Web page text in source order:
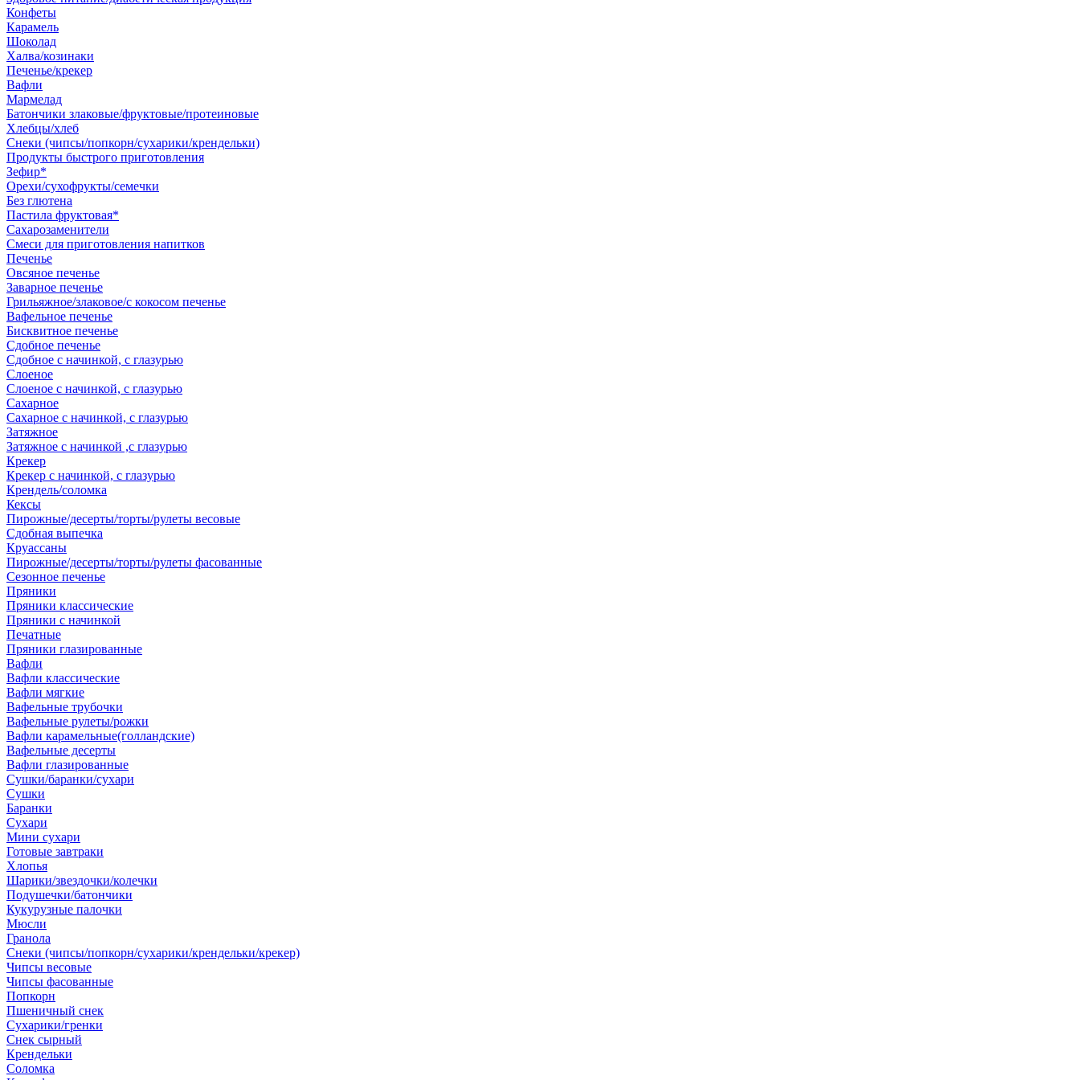
Конфеты
Карамель
Шоколад
Халва/козинаки
Печенье/крекер
Вафли
Мармелад
Батончики злаковые/фруктовые/протеиновые
Хлебцы/хлеб
Снеки (чипсы/попкорн/сухарики/крендельки)
Продукты быстрого приготовления
Зефир*
Орехи/сухофрукты/семечки
Без глютена
Пастила фруктовая*
Сахарозаменители
Смеси для приготовления напитков
Печенье
Овсяное печенье
Заварное печенье
Грильяжное/злаковое/с кокосом печенье
Вафельное печенье
Бисквитное печенье
Сдобное печенье
Сдобное с начинкой, с глазурью
Слоеное
Слоеное с начинкой, с глазурью
Сахарное
Сахарное с начинкой, с глазурью
Затяжное
Затяжное с начинкой ,с глазурью
Крекер
Крекер с начинкой, с глазурью
Крендель/соломка
Кексы
Пирожные/десерты/торты/рулеты весовые
Сдобная выпечка
Круассаны
Пирожные/десерты/торты/рулеты фасованные
Сезонное печенье
Пряники
Пряники классические
Пряники с начинкой
Печатные
Пряники глазированные
Вафли
Вафли классические
Вафли мягкие
Вафельные трубочки
Вафельные рулеты/рожки
Вафли карамельные(голландские)
Вафельные десерты
Вафли глазированные
Сушки/баранки/сухари
Сушки
Баранки
Сухари
Мини сухари
Готовые завтраки
Хлопья
Шарики/звездочки/колечки
Подушечки/батончики
Кукурузные палочки
Мюсли
Гранола
Снеки (чипсы/попкорн/сухарики/крендельки/крекер)
Чипсы весовые
Чипсы фасованные
Попкорн
Пшеничный снек
Сухарики/гренки
Снек сырный
Крендельки
Соломка